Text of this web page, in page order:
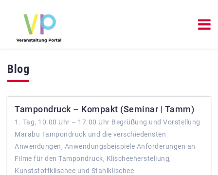
Blog
Tampondruck – Kompakt (Seminar | Tamm)
1. Tag, 10.00 Uhr – 17.00 Uhr Begrüßung und Vorstellung
Marabu Tampondruck und die verschiedensten
Anwendungen, Anwendungsbeispiele Anforderungen an
Filme für den Tampondruck, Klischeeherstellung,
Kunststoffklischee und Stahlklischee